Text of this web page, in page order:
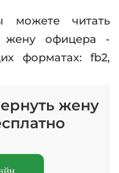
можете читать
жену офицера -
форматах: fb2,
жену